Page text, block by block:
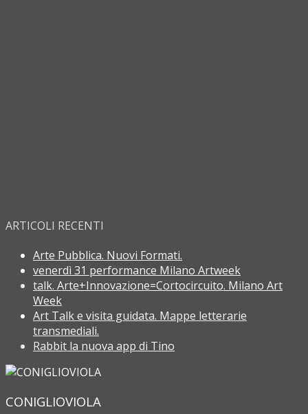
ARTICOLI RECENTI
Arte Pubblica. Nuovi Formati.
venerdì 31 performance Milano Artweek
talk. Arte+Innovazione=Cortocircuito. Milano Art
Week
Art Talk e visita guidata. Mappe letterarie
transmediali.
Rabbit la nuova app di Tino
CONIGLIOVIOLA